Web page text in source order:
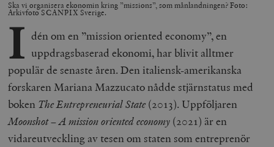
Ska vi organisera ekonomin kring ”missions”, som månlandningen? Foto:
Arkivfoto SCANPIX Sverige.
I dén om en ”mission oriented economy”, en
uppdragsbaserad ekonomi, har blivit alltmer
populär de senaste åren. Den italiensk-amerikanska
forskaren Mariana Mazzucato nådde stjärnstatus med
boken The Entrepreneurial State (2013). Uppföljaren
Moonshot – A mission oriented economy (2021) är en
vidareutveckling av tesen om staten som entreprenör